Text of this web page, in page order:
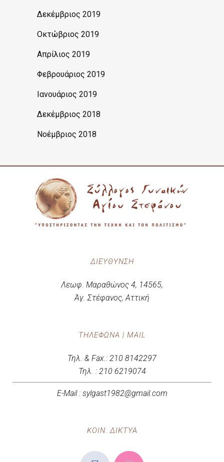
Δεκέμβριος 2019
Οκτώβριος 2019
Απρίλιος 2019
Φεβρουάριος 2019
Ιανουάριος 2019
Δεκέμβριος 2018
Νοέμβριος 2018
ΔΙΕΎΘΥΝΣΗ
Λεωφ. Μαραθώνος 4, 14565,
Άγ. Στέφανος, Αττική
ΤΗΛΈΦΩΝΑ | MAIL
Τηλ. & Fax.: 210 8142297
Τηλ. : 210 6219074
E-Mail : sylgast1982@gmail.com
ΚΟΙΝ. ΔΙΚΤΥΑ